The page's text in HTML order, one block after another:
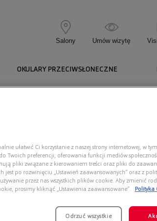
Salony Umów wizytę
OKULARY PRZECIWSŁONECZNE
ułatwić Ci korzystanie z naszej strony internetowej, w
Twoich preferencji, oferowania funkcji mediów
pliki związane z kierowaniem treści oraz pliki do
jest po rozwinięciu „Ustawień zaawansowanych” oraz z
przez nas wszystkich plików cookie. Aby zmienić
prosimy kliknąć „Ustawienia zaawansowane”.
Polityka
Odrzuć wszystkie